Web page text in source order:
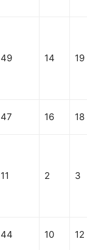
49 14 19
47 16 18
11 2 3
44 10 12